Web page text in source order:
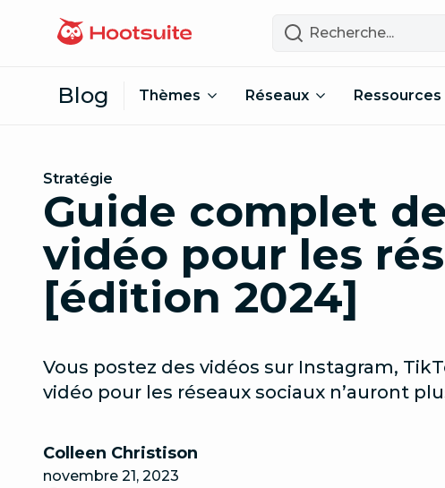
Recherche
Blog Thèmes Réseaux Ressources
Stratégie
Guide complet
vidéo pour les
[édition 2024]
Vous postez des vidéos sur Instagram,
vidéo pour les réseaux sociaux n’auront
Colleen Christison
novembre 21, 2023